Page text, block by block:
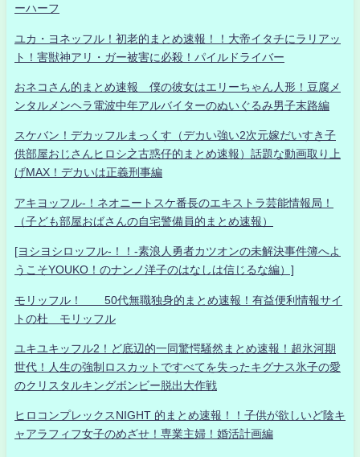
ーハーフ
ユカ・ヨネッフル！初老的まとめ速報！！大帝イタチにラリアッ
ト！害獣神アリ・ガー被害に必殺！パイルドライバー
おネコさん的まとめ速報 僕の彼女はエリーちゃん人形！豆腐メ
ンタルメンヘラ電波中年アルバイターのぬいぐるみ男子末路編
スケバン！デカッフルまっくす（デカい強い2次元嫁だいすき子
供部屋おじさんヒロシ之古惑仔的まとめ速報）話題な動画取り上
げMAX！デカいは正義刑事編
アキヨッフル-！ネオニートスケ番長のエキストラ芸能情報局！
（子ども部屋おばさんの自宅警備員的まとめ速報）
[ヨシヨシロッフル-！！-素浪人勇者カツオンの未解決事件簿へよ
うこそYOUKO！のナンノ洋子のはなしは信じるな編）]
モリッフル！ 50代無職独身的まとめ速報！有益便利情報サイ
トの杜 モリッフル
ユキユキッフル2！ど底辺的一同驚愕騒然まとめ速報！超氷河期
世代！人生の強制ロスカットですべてを失ったキグナス氷子の愛
のクリスタルキングボンビー脱出大作戦
ヒロコンプレックスNIGHT 的まとめ速報！！子供が欲しいど陰キ
ャアラフィフ女子のめざせ！専業主婦！婚活計画編